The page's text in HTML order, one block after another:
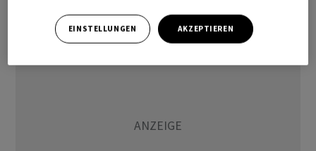
EINSTELLUNGEN AKZEPTIEREN